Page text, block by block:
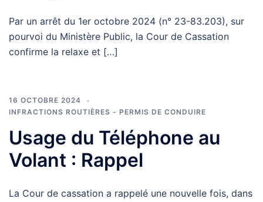
Par un arrêt du 1er octobre 2024 (n° 23-83.203), sur
pourvoi du Ministère Public, la Cour de Cassation
confirme la relaxe et […]
16 OCTOBRE 2024
INFRACTIONS ROUTIÈRES - PERMIS DE CONDUIRE
Usage du Téléphone au
Volant : Rappel
La Cour de cassation a rappelé une nouvelle fois, dans